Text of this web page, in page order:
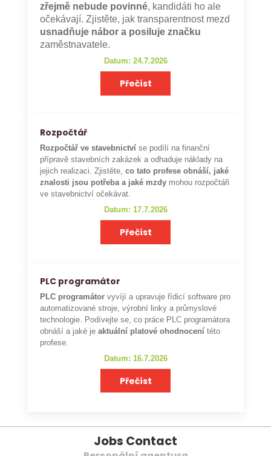
zřejmě nebude povinné, kandidáti ho ale
očekávají. Zjistěte, jak transparentnost mezd
usnadňuje nábor a posiluje značku
zaměstnavatele.
Datum: 24.7.2026
Přečíst
Rozpočtář
Rozpočtář ve stavebnictví se podílí na finanční
přípravě stavebních zakázek a odhaduje náklady na
jejich realizaci. Zjistěte,co tato profese obnáší, jaké
znalosti jsou potřeba a jaké mzdy mohou rozpočtáři
ve stavebnictví očekávat.
Datum: 17.7.2026
Přečíst
PLC programátor
PLC programátor vyvíjí a upravuje řídicí software pro
automatizované stroje, výrobní linky a průmyslové
technologie. Podívejte se, co práce PLC programátora
obnáší a jaké je aktuální platové ohodnocení této
profese.
Datum: 16.7.2026
Přečíst
Jobs Contact